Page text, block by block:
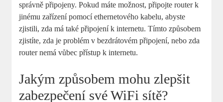
správně připojeny. Pokud máte možnost, připojte router k
jinému zařízení pomocí ethernetového kabelu, abyste
zjistili, zda má také připojení k internetu. Tímto způsobem
zjistíte, zda je problém v bezdrátovém připojení, nebo zda
router nemá vůbec přístup k internetu.
Jakým způsobem mohu zlepšit
zabezpečení své WiFi sítě?